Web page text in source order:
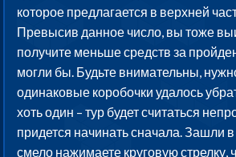
которое предлагается в верхней
Превысив данное число, вы тоже
получите меньше средств за
могли бы. Будьте внимательны,
одинаковые коробочки удалось
хоть один – тур будет считаться
придется начинать сначала. Зашли в
смело нажимаете круговую стрелку,